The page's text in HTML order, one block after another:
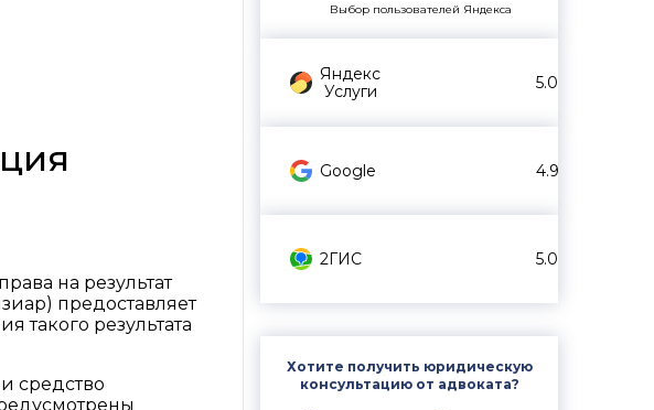
Выбор пользователей Яндекса
Яндекс
Услуги
5.0
Google 4.9
2ГИС 5.0
Хотите получить юридическую
консультацию от адвоката?
на результат
предоставляет
такого результата
средство